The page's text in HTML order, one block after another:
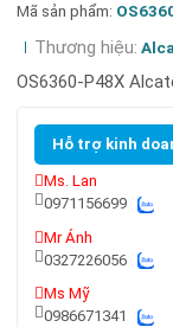
Mã sản phẩm:
Thương hiệu:
OS6360-P48X
Hỗ trợ kinh
Ms. Lan
0971156699
Mr Ánh
0327226056
Ms Mỹ
0986671341